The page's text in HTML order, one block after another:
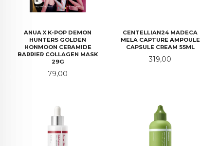
ANUA X K-POP DEMON
HUNTERS GOLDEN
HONMOON CERAMIDE
BARRIER COLLAGEN MASK
29G
Pris
79,00
CENTELLIAN24 MADECA
MELA CAPTURE AMPOULE
CAPSULE CREAM 55ML
Pris
319,00